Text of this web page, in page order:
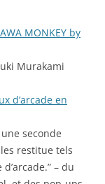
MONKEY by
Murakami
d’arcade en
seconde
restitue tels
– du